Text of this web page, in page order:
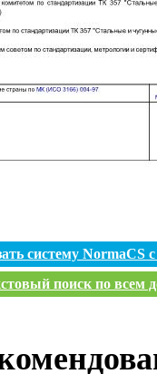
систему
поиск по всем